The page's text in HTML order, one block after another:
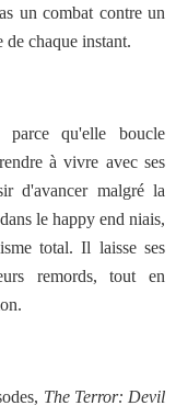
un combat contre un
chaque instant.
parce qu'elle boucle
à vivre avec ses
d'avancer malgré la
le happy end niais,
total. Il laisse ses
remords, tout en
The Terror: Devil